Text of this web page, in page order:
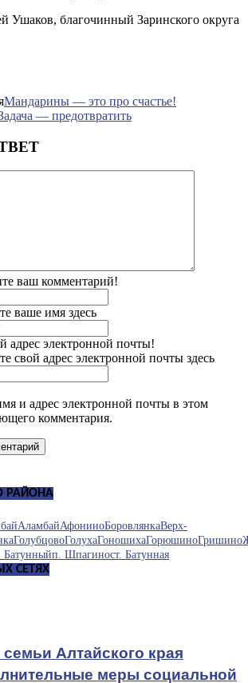
Ушаков, благочинный Заринского округа
Мандарины — это про счастье!
— предотвратить
ваш комментарий!
ваше имя здесь
адрес электронной почты!
свой адрес электронной почты здесь
и адрес электронной почты в этом
комментария.
РАЙОНА
АламбайАфониноБоровлянкаВерх-
ГолубцовоГолухаГоношихаГорюшиноГришино
Батунныйп. Шпагиност. Батунная
СЕТЯХ
Алтайского края
меры социальной